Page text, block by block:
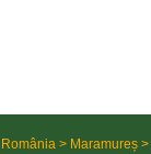
România > Maramureș >